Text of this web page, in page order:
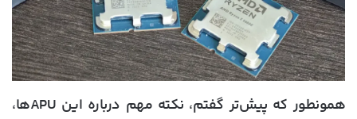
همونطور که پیش‌تر گفتم، نکته مهم درباره این APUها،